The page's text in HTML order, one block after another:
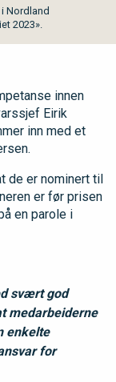
Nordland
2023».
innen
Eirik
inn med et
de er nominert til
er før prisen
en parole i
svært god
medarbeiderne
enkelte
for